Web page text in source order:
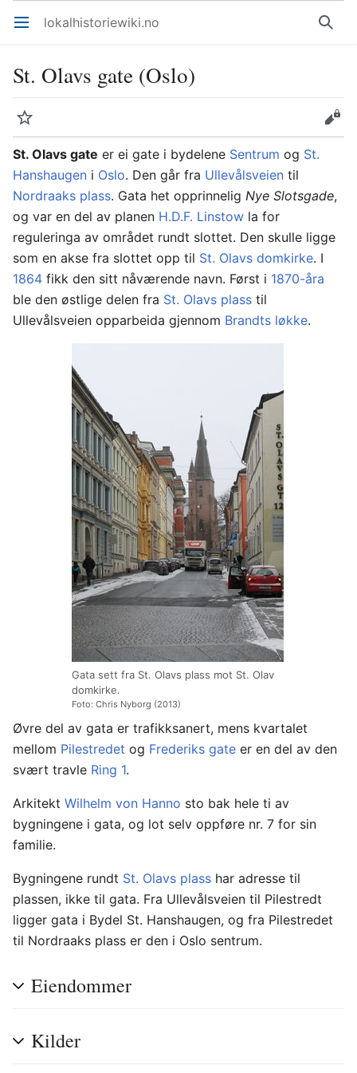
Åpne hovedmenyen lokalhistoriewiki.no Søk
St. Olavs gate (Oslo)
Overvåk
Rediger
St. Olavs gate er ei gate i bydelene Sentrum og St.
Hanshaugen i Oslo. Den går fra Ullevålsveien til
Nordraaks plass. Gata het opprinnelig Nye Slotsgade,
og var en del av planen H.D.F. Linstow la for
reguleringa av området rundt slottet. Den skulle ligge
som en akse fra slottet opp til St. Olavs domkirke. I
1864 fikk den sitt nåværende navn. Først i 1870-åra
ble den østlige delen fra St. Olavs plass til
Ullevålsveien opparbeida gjennom Brandts løkke.
Gata sett fra St. Olavs plass mot St. Olav
domkirke.
Foto: Chris Nyborg (2013)
Øvre del av gata er trafikksanert, mens kvartalet
mellom Pilestredet og Frederiks gate er en del av den
svært travle Ring 1.
Arkitekt Wilhelm von Hanno sto bak hele ti av
bygningene i gata, og lot selv oppføre nr. 7 for sin
familie.
Bygningene rundt St. Olavs plass har adresse til
plassen, ikke til gata. Fra Ullevålsveien til Pilestredt
ligger gata i Bydel St. Hanshaugen, og fra Pilestredet
til Nordraaks plass er den i Oslo sentrum.
Eiendommer
Kilder